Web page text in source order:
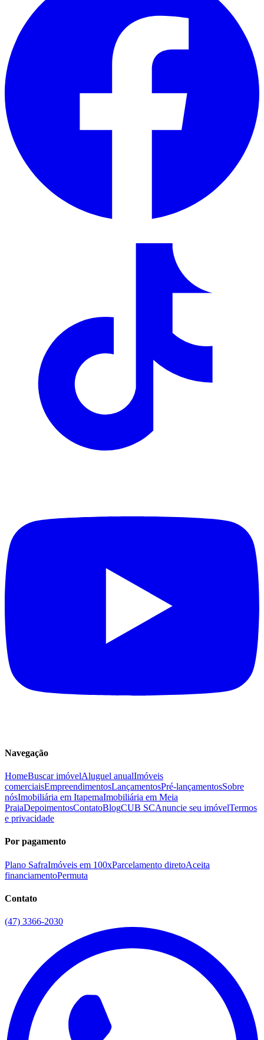
Navegação
HomeBuscar imóvelAluguel anualImóveis
comerciaisEmpreendimentosLançamentosPré-lançamentosSobre
nósImobiliária em ItapemaImobiliária em Meia
PraiaDepoimentosContatoBlogCUB SCAnuncie seu imóvelTermos
e privacidade
Por pagamento
Plano SafraImóveis em 100xParcelamento diretoAceita
financiamentoPermuta
Contato
(47) 3366-2030